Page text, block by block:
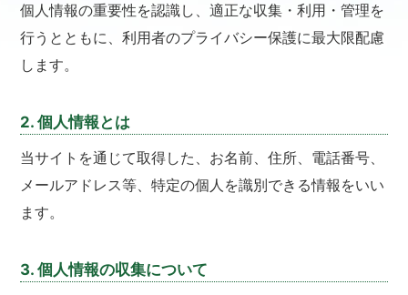
個人情報の重要性を認識し、適正な収集・利用・管理を
行うとともに、利用者のプライバシー保護に最大限配慮
します。
2. 個人情報とは
当サイトを通じて取得した、お名前、住所、電話番号、
メールアドレス等、特定の個人を識別できる情報をいい
ます。
3. 個人情報の収集について